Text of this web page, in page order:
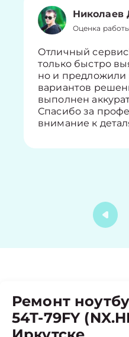
Николаев
Оценка
Отличный
только быстро
но и предложили
вариантов
выполнен
Спасибо за
внимание к
Ремонт
54T-79FY